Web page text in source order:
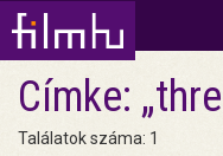
Címke:
Találatok száma: 1